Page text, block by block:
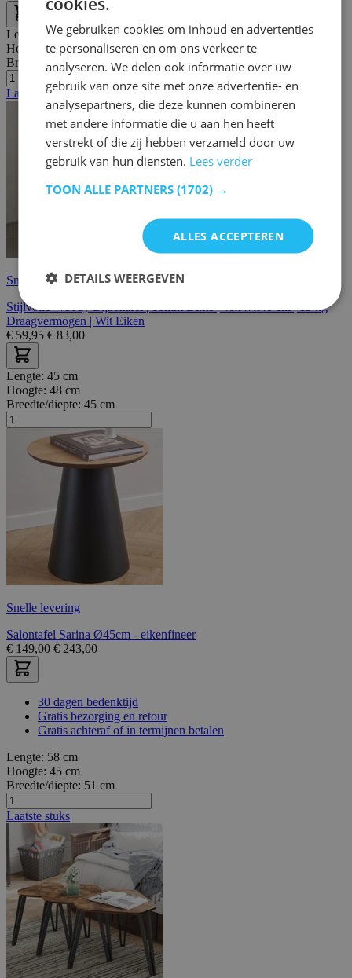
Lengte:40 cm
Hoogte:47 cm
Breedte/diepte:40 cm
Laatste stuks
Snelle levering
Stijlvolle Woody Bijzettafel | 18mm Dikte | 40x47x40 cm | 15 kg
Draagvermogen | Wit Eiken
€ 59,95 € 83,00
Lengte: 45 cm
Hoogte: 48 cm
Breedte/diepte: 45 cm
Snelle levering
Salontafel Sarina Ø45cm - eikenfineer
€ 149,00 € 243,00
30 dagen bedenktijd
Gratis bezorging en retour
Gratis achteraf of in termijnen betalen
Lengte: 58 cm
Hoogte: 45 cm
Breedte/diepte: 51 cm
Laatste stuks
We gebruiken cookies om inhoud en advertenties
te personaliseren en om ons verkeer te
analyseren. We delen ook informatie over uw
gebruik van onze site met onze advertentie- en
analysepartners, die deze kunnen combineren
met andere informatie die u aan hen heeft
verstrekt of die zij hebben verzameld door uw
gebruik van hun diensten. Lees verder
TOON ALLE PARTNERS (1702) →
ALLES ACCEPTEREN
DETAILS WEERGEVEN